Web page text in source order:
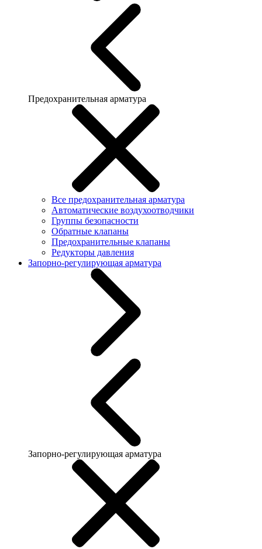
Предохранительная арматура
Все предохранительная арматура
Автоматические воздухоотводчики
Группы безопасности
Обратные клапаны
Предохранительные клапаны
Редукторы давления
Запорно-регулирующая арматура
Запорно-регулирующая арматура